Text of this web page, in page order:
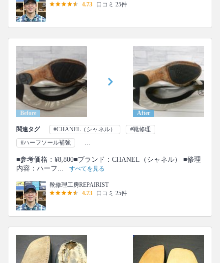
4.73
口コミ 25件
Before After
関連タグ #CHANEL（シャネル）
#靴修理
#ハーフソール補強
...
■参考価格：¥8,800■ブランド：CHANEL（シャネル） ■修理
内容：ハーフ...
すべてを見る
靴修理工房REPAIRIST
4.73
口コミ 25件